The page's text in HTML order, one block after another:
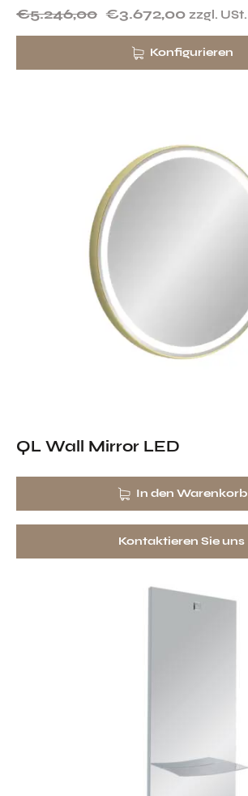
€5.246,00 €3.672,00 zzgl. USt.
Konfigurieren
QL Wall Mirror LED
In den Warenkorb
Kontaktieren Sie uns